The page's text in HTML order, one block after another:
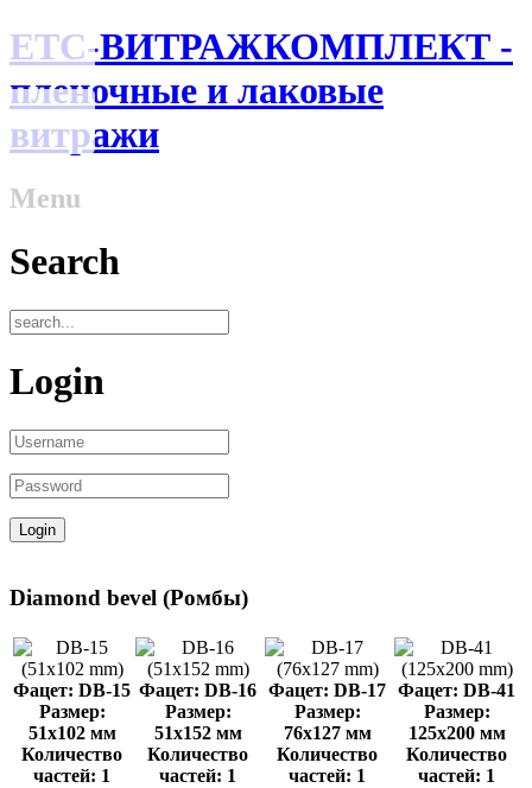
ЕТС-ВИТРАЖКОМПЛЕКТ -
пленочные и лаковые
витражи
Menu
Search
Login
Diamond bevel (Ромбы)
Фацет: DB-15
Размер:
51x102 мм
Количество
частей: 1
Фацет: DB-16
Размер:
51x152 мм
Количество
частей: 1
Фацет: DB-17
Размер:
76x127 мм
Количество
частей: 1
Фацет: DB-41
Размер:
125x200 мм
Количество
частей: 1